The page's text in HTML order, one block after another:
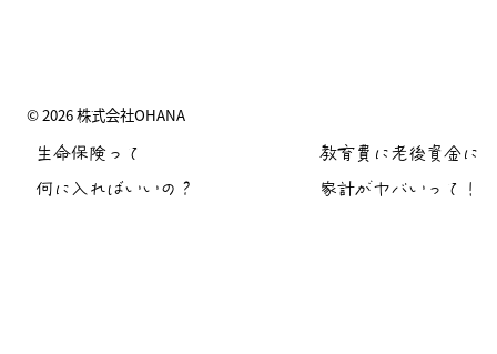
生命保険って
何に入ればいいの？
教育費に老後資金に
家計がヤバいって！
© 2026 株式会社OHANA